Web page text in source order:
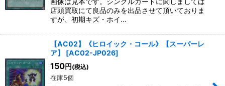
店頭買取にて良品のみを出品させて頂いておりま
すが、初期キズ・ホイ…
【AC02】《ヒロイック・コール》【スーパーレ
ア】
[AC02-JP026]
150円 (税込)
在庫5個